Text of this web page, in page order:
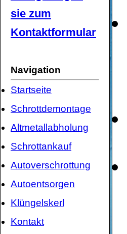
sie zum
Kontaktformular
Navigation
Startseite
Schrottdemontage
Altmetallabholung
Schrottankauf
Autoverschrottung
Autoentsorgen
Klüngelskerl
Kontakt